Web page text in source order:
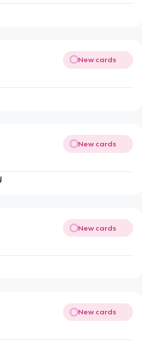
New cards
New cards
New cards
New cards